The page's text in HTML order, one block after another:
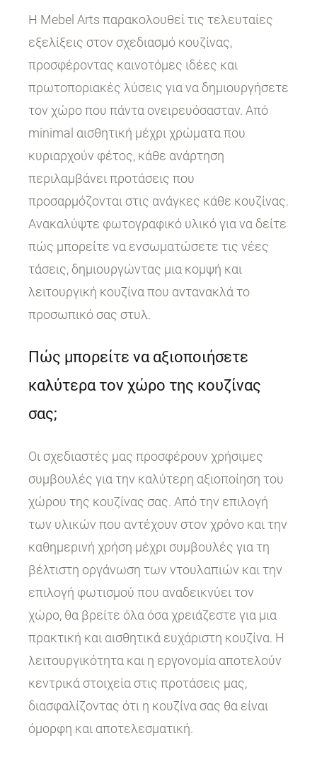
Η Mebel Arts παρακολουθεί τις τελευταίες
εξελίξεις στον σχεδιασμό κουζίνας,
προσφέροντας καινοτόμες ιδέες και
πρωτοποριακές λύσεις για να δημιουργήσετε
τον χώρο που πάντα ονειρευόσασταν. Από
minimal αισθητική μέχρι χρώματα που
κυριαρχούν φέτος, κάθε ανάρτηση
περιλαμβάνει προτάσεις που
προσαρμόζονται στις ανάγκες κάθε κουζίνας.
Ανακαλύψτε φωτογραφικό υλικό για να δείτε
πώς μπορείτε να ενσωματώσετε τις νέες
τάσεις, δημιουργώντας μια κομψή και
λειτουργική κουζίνα που αντανακλά το
προσωπικό σας στυλ.
Πώς μπορείτε να αξιοποιήσετε
καλύτερα τον χώρο της κουζίνας
σας;
Οι σχεδιαστές μας προσφέρουν χρήσιμες
συμβουλές για την καλύτερη αξιοποίηση του
χώρου της κουζίνας σας. Από την επιλογή
των υλικών που αντέχουν στον χρόνο και την
καθημερινή χρήση μέχρι συμβουλές για τη
βέλτιστη οργάνωση των ντουλαπιών και την
επιλογή φωτισμού που αναδεικνύει τον
χώρο, θα βρείτε όλα όσα χρειάζεστε για μια
πρακτική και αισθητικά ευχάριστη κουζίνα. Η
λειτουργικότητα και η εργονομία αποτελούν
κεντρικά στοιχεία στις προτάσεις μας,
διασφαλίζοντας ότι η κουζίνα σας θα είναι
όμορφη και αποτελεσματική.